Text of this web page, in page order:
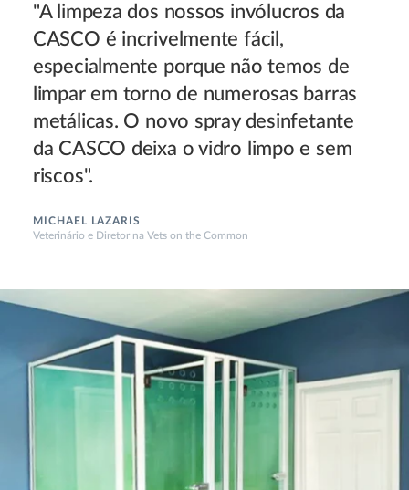
"A limpeza dos nossos invólucros da
CASCO é incrivelmente fácil,
especialmente porque não temos de
limpar em torno de numerosas barras
metálicas. O novo spray desinfetante
da CASCO deixa o vidro limpo e sem
riscos".
MICHAEL LAZARIS
Veterinário e Diretor na Vets on the Common